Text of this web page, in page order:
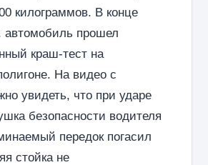
килограммов. В конце
автомобиль прошел
краш-тест на
На видео с
увидеть, что при ударе
безопасности водителя
передок погасил
стойка не